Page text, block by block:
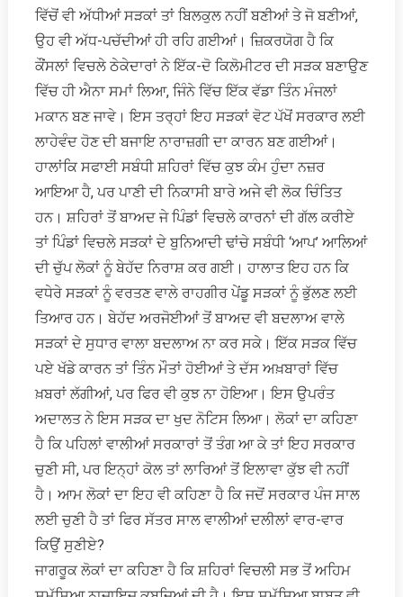
ਵਿੱਚੋਂ ਵੀ ਅੱਧੀਆਂ ਸੜਕਾਂ ਤਾਂ ਬਿਲਕੁਲ ਨਹੀਂ ਬਣੀਆਂ ਤੇ ਜੋ ਬਣੀਆਂ,
ਉਹ ਵੀ ਅੱਧ-ਪਚੱਦੀਆਂ ਹੀ ਰਹਿ ਗਈਆਂ। ਜ਼ਿਕਰਯੋਗ ਹੈ ਕਿ
ਕੌਂਸਲਾਂ ਵਿਚਲੇ ਠੇਕੇਦਾਰਾਂ ਨੇ ਇੱਕ-ਦੋ ਕਿਲੋਮੀਟਰ ਦੀ ਸੜਕ ਬਣਾਉਣ
ਵਿੱਚ ਹੀ ਐਨਾ ਸਮਾਂ ਲਿਆ, ਜਿੰਨੇ ਵਿੱਚ ਇੱਕ ਵੱਡਾ ਤਿੰਨ ਮੰਜਲਾਂ
ਮਕਾਨ ਬਣ ਜਾਵੇ। ਇਸ ਤਰ੍ਹਾਂ ਇਹ ਸੜਕਾਂ ਵੋਟ ਪੱਖੋਂ ਸਰਕਾਰ ਲਈ
ਲਾਹੇਵੰਦ ਹੋਣ ਦੀ ਬਜਾਇ ਨਾਰਾਜ਼ਗੀ ਦਾ ਕਾਰਨ ਬਣ ਗਈਆਂ।
ਹਾਲਾਂਕਿ ਸਫਾਈ ਸਬੰਧੀ ਸ਼ਹਿਰਾਂ ਵਿੱਚ ਕੁਝ ਕੰਮ ਹੁੰਦਾ ਨਜ਼ਰ
ਆਇਆ ਹੈ, ਪਰ ਪਾਣੀ ਦੀ ਨਿਕਾਸੀ ਬਾਰੇ ਅਜੇ ਵੀ ਲੋਕ ਚਿੰਤਿਤ
ਹਨ। ਸ਼ਹਿਰਾਂ ਤੋਂ ਬਾਅਦ ਜੇ ਪਿੰਡਾਂ ਵਿਚਲੇ ਕਾਰਨਾਂ ਦੀ ਗੱਲ ਕਰੀਏ
ਤਾਂ ਪਿੰਡਾਂ ਵਿਚਲੇ ਸੜਕਾਂ ਦੇ ਬੁਨਿਆਦੀ ਢਾਂਚੇ ਸਬੰਧੀ ‘ਆਪ’ ਆਲਿਆਂ
ਦੀ ਚੁੱਪ ਲੋਕਾਂ ਨੂੰ ਬੇਹੱਦ ਨਿਰਾਸ਼ ਕਰ ਗਈ। ਹਾਲਾਤ ਇਹ ਹਨ ਕਿ
ਵਧੇਰੇ ਸੜਕਾਂ ਨੂੰ ਵਰਤਣ ਵਾਲੇ ਰਾਹਗੀਰ ਪੇਂਡੂ ਸੜਕਾਂ ਨੂੰ ਭੁੱਲਣ ਲਈ
ਤਿਆਰ ਹਨ। ਬੇਹੱਦ ਅਰਜੋਈਆਂ ਤੋਂ ਬਾਅਦ ਵੀ ਬਦਲਾਅ ਵਾਲੇ
ਸੜਕਾਂ ਦੇ ਸੁਧਾਰ ਵਾਲਾ ਬਦਲਾਅ ਨਾ ਕਰ ਸਕੇ। ਇੱਕ ਸੜਕ ਵਿੱਚ
ਪਏ ਖੱਡੇ ਕਾਰਨ ਤਾਂ ਤਿੰਨ ਮੌਤਾਂ ਹੋਈਆਂ ਤੇ ਦੱਸ ਅਖ਼ਬਾਰਾਂ ਵਿੱਚ
ਖ਼ਬਰਾਂ ਲੱਗੀਆਂ, ਪਰ ਫਿਰ ਵੀ ਕੁਝ ਨਾ ਹੋਇਆ। ਇਸ ਉਪਰੰਤ
ਅਦਾਲਤ ਨੇ ਇਸ ਸੜਕ ਦਾ ਖੁਦ ਨੋਟਿਸ ਲਿਆ। ਲੋਕਾਂ ਦਾ ਕਹਿਣਾ
ਹੈ ਕਿ ਪਹਿਲਾਂ ਵਾਲੀਆਂ ਸਰਕਾਰਾਂ ਤੋਂ ਤੰਗ ਆ ਕੇ ਤਾਂ ਇਹ ਸਰਕਾਰ
ਚੁਣੀ ਸੀ, ਪਰ ਇਨ੍ਹਾਂ ਕੋਲ ਤਾਂ ਲਾਰਿਆਂ ਤੋਂ ਇਲਾਵਾ ਕੁੱਝ ਵੀ ਨਹੀਂ
ਹੈ। ਆਮ ਲੋਕਾਂ ਦਾ ਇਹ ਵੀ ਕਹਿਣਾ ਹੈ ਕਿ ਜਦੋਂ ਸਰਕਾਰ ਪੰਜ ਸਾਲ
ਲਈ ਚੁਣੀ ਹੈ ਤਾਂ ਫਿਰ ਸੱਤਰ ਸਾਲ ਵਾਲੀਆਂ ਦਲੀਲਾਂ ਵਾਰ-ਵਾਰ
ਕਿਉਂ ਸੁਣੀਏ?
ਜਾਗਰੂਕ ਲੋਕਾਂ ਦਾ ਕਹਿਣਾ ਹੈ ਕਿ ਸ਼ਹਿਰਾਂ ਵਿਚਲੀ ਸਭ ਤੋਂ ਅਹਿਮ